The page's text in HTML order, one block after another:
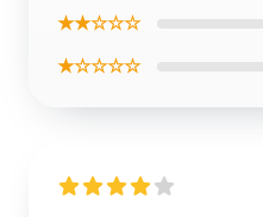
★★☆☆☆
★☆☆☆☆